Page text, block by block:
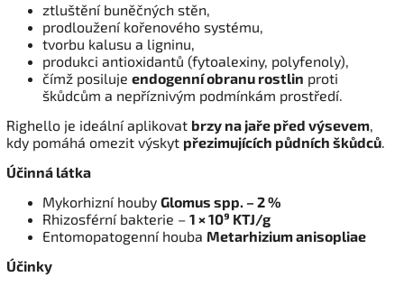
ztluštění buněčných stěn,
prodloužení kořenového systému,
tvorbu kalusu a ligninu,
produkci antioxidantů (fytoalexiny, polyfenoly),
čímž posiluje endogenní obranu rostlin proti
škůdcům a nepříznivým podmínkám prostředí.
Righello je ideální aplikovat brzy na jaře před výsevem,
kdy pomáhá omezit výskyt přezimujících půdních škůdců.
Účinná látka
Mykorhizní houby Glomus spp. – 2 %
Rhizosférní bakterie – 1 × 10⁹ KTJ/g
Entomopatogenní houba Metarhizium anisopliae
Účinky